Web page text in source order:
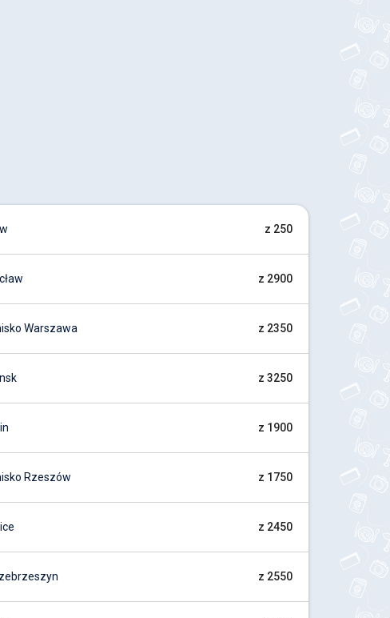
z 250
z 2900
Warszawa z 2350
z 3250
z 1900
Rzeszów z 1750
z 2450
z 2550